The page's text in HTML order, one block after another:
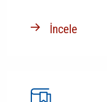
İncele